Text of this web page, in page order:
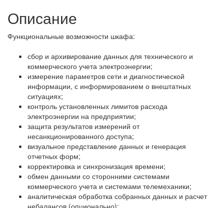
Описание
Функциональные возможности шкафа:
сбор и архивирование данных для технического и
коммерческого учета электроэнергии;
измерение параметров сети и диагностической
информации, с информированием о внештатных
ситуациях;
контроль установленных лимитов расхода
электроэнергии на предприятии;
защита результатов измерений от
несанкционированного доступа;
визуальное представление данных и генерация
отчетных форм;
корректировка и синхронизация времени;
обмен данными со сторонними системами
коммерческого учета и системами телемеханики;
аналитическая обработка собранных данных и расчет
небалансов (опционально);